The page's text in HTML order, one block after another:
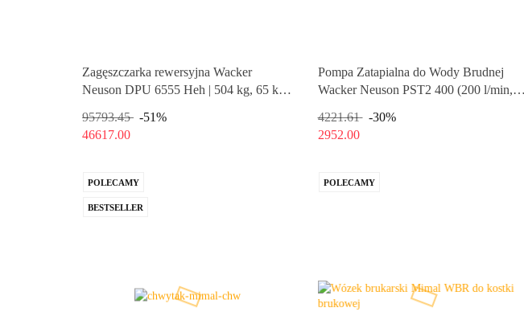
Zagęszczarka rewersyjna Wacker
Neuson DPU 6555 Heh | 504 kg, 65 kN
95793.45
-51%
46617.00
Pompa Zatapialna do Wody Brudnej
Wacker Neuson PST2 400 (200 l/min,
4221.61
-30%
2952.00
POLECAMY
BESTSELLER
POLECAMY